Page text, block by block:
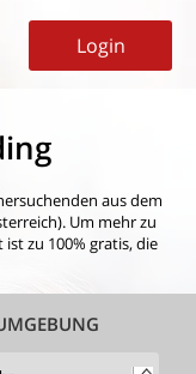
Login
aus dem
Um mehr zu
zu 100% gratis, die